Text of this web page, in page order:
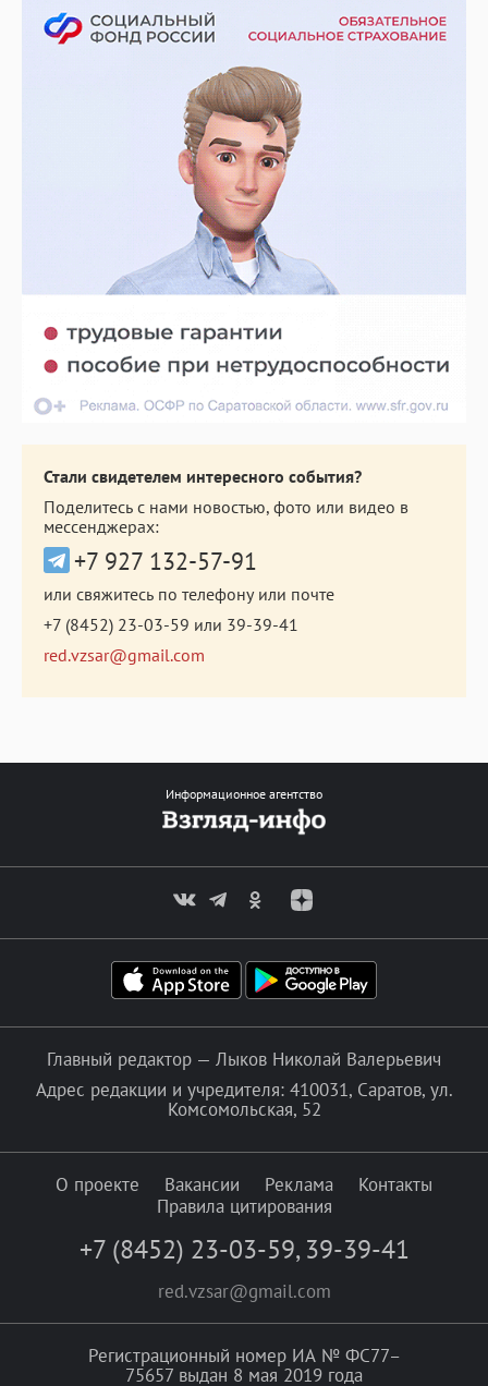
Стали свидетелем интересного события?
Поделитесь с нами новостью, фото или видео в
мессенджерах:
+7 927 132-57-91
или свяжитесь по телефону или почте
+7 (8452) 23-03-59 или 39-39-41
red.vzsar@gmail.com
Информационное агентство
Главный редактор — Лыков Николай Валерьевич
Адрес редакции и учредителя: 410031, Саратов, ул.
Комсомольская, 52
О проекте Вакансии Реклама
Контакты
Правила цитирования
+7 (8452) 23-03-59, 39-39-41
red.vzsar@gmail.com
Регистрационный номер ИА № ФС77–
75657 выдан 8 мая 2019 года